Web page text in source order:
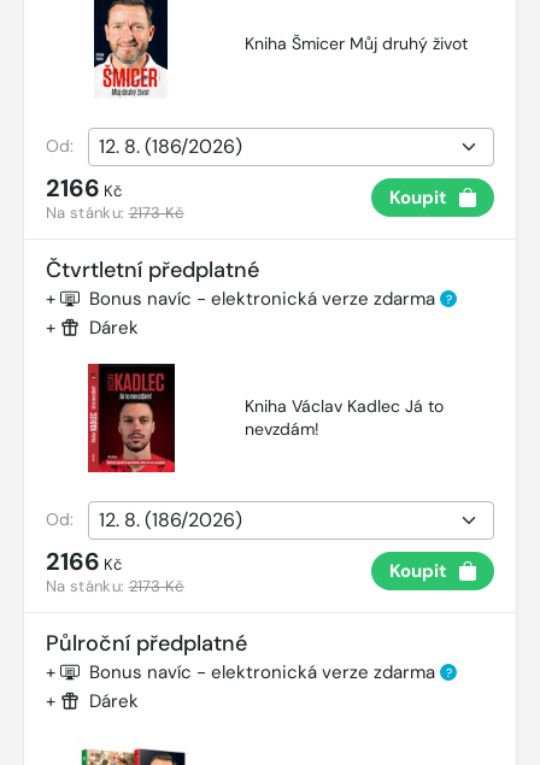
Kniha Šmicer Můj druhý život
Od:
2166 Kč
Na stánku:2173 Kč
Koupit
Čtvrtletní předplatné
+ Bonus navíc - elektronická verze zdarma ?
+ Dárek
Kniha Václav Kadlec Já to
nevzdám!
Od:
2166 Kč
Na stánku:2173 Kč
Koupit
Půlroční předplatné
+ Bonus navíc - elektronická verze zdarma ?
+ Dárek